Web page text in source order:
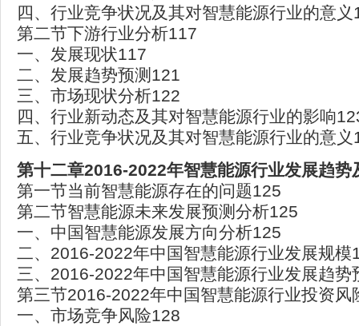
四、行业竞争状况及其对智慧能源行业的意义
第二节下游行业分析117
一、发展现状117
二、发展趋势预测121
三、市场现状分析122
四、行业新动态及其对智慧能源行业的影响
五、行业竞争状况及其对智慧能源行业的意义
第十二章2016-2022年智慧能源行业发展趋势
第一节当前智慧能源存在的问题125
第二节智慧能源未来发展预测分析125
一、中国智慧能源发展方向分析125
二、2016-2022年中国智慧能源行业发展规模
三、2016-2022年中国智慧能源行业发展趋势
第三节2016-2022年中国智慧能源行业投资风
一、市场竞争风险128